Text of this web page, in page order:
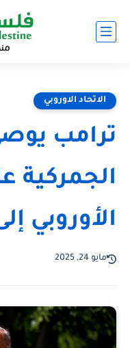
الاتحاد الاوروبي
ترامب
الجمركية
الأوروبي إلى
مايو 24, 2025